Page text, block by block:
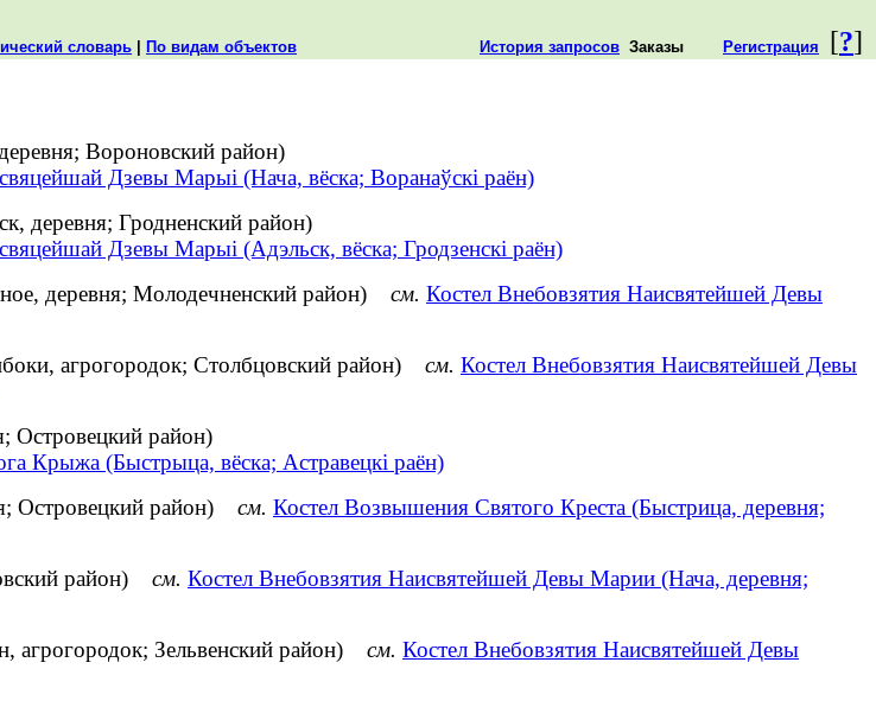
[?]
словарь По видам объектов История запросов Заказы Регистрация
Вороновский район)
Дзевы Марыі (Нача, вёска; Воранаўскі раён)
деревня; Гродненский район)
Дзевы Марыі (Адэльск, вёска; Гродзенскі раён)
деревня; Молодечненский район) см. Костел Внебовзятия Наисвятейшей Девы
агрогородок; Столбцовский район) см. Костел Внебовзятия Наисвятейшей Девы
Островецкий район)
Крыжа (Быстрыца, вёска; Астравецкі раён)
Островецкий район) см. Костел Возвышения Святого Креста (Быстрица, деревня;
район) см. Костел Внебовзятия Наисвятейшей Девы Марии (Нача, деревня;
агрогородок; Зельвенский район) см. Костел Внебовзятия Наисвятейшей Девы